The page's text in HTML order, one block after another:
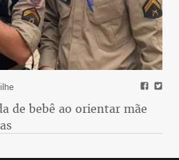
de bebê ao orientar mãe